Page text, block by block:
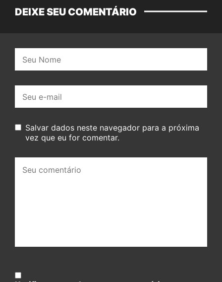
DEIXE SEU COMENTÁRIO
mail:
Salvar dados neste navegador para a próxima
vez que eu for comentar.
comentário: